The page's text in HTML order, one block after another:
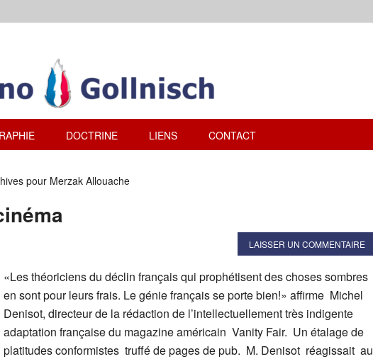
DOCTRINE LIENS CONTACT
pour Merzak Allouache
LAISSER UN COMMENTAIRE
«Les théoriciens du déclin français qui prophétisent des choses sombres
en sont pour leurs frais. Le génie français se porte bien!» affirme Michel
Denisot, directeur de la rédaction de l’intellectuellement très indigente
adaptation française du magazine américain Vanity Fair. Un étalage de
platitudes conformistes truffé de pages de pub. M. Denisot réagissait au